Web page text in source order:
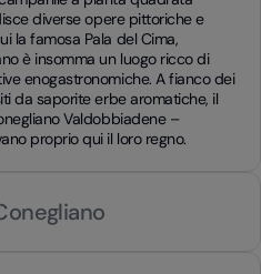
diverse opere pittoriche e
la famosa Pala del Cima,
è insomma un luogo ricco di
enogastronomiche. A fianco dei
da saporite erbe aromatiche, il
Valdobbiadene –
proprio qui il loro regno.